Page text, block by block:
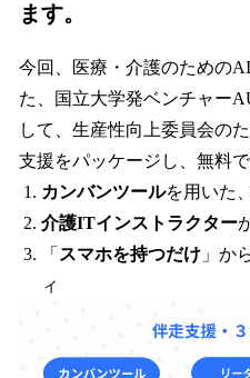
ます。
今回、医療・介護のための
た、国立大学発ベンチャー
して、生産性向上委員会の
支援をパッケージし、無料で
カンバンツールを用いた
介護ITインストラクター
「 スマホを持つだけ 」か
ィ